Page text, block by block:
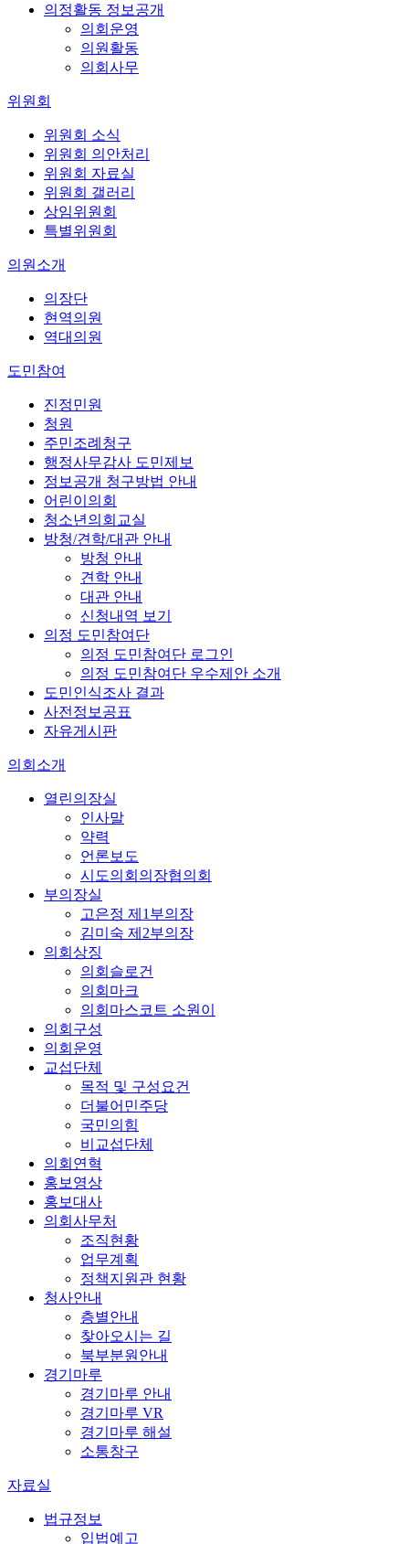
의정활동 정보공개
의회운영
의원활동
의회사무
위원회
위원회 소식
위원회 의안처리
위원회 자료실
위원회 갤러리
상임위원회
특별위원회
의원소개
의장단
현역의원
역대의원
도민참여
진정민원
청원
주민조례청구
행정사무감사 도민제보
정보공개 청구방법 안내
어린이의회
청소년의회교실
방청/견학/대관 안내
방청 안내
견학 안내
대관 안내
신청내역 보기
의정 도민참여단
의정 도민참여단 로그인
의정 도민참여단 우수제안 소개
도민인식조사 결과
사전정보공표
자유게시판
의회소개
열린의장실
인사말
약력
언론보도
시도의회의장협의회
부의장실
고은정 제1부의장
김미숙 제2부의장
의회상징
의회슬로건
의회마크
의회마스코트 소원이
의회구성
의회운영
교섭단체
목적 및 구성요건
더불어민주당
국민의힘
비교섭단체
의회연혁
홍보영상
홍보대사
의회사무처
조직현황
업무계획
정책지원관 현황
청사안내
층별안내
찾아오시는 길
북부분원안내
경기마루
경기마루 안내
경기마루 VR
경기마루 해설
소통창구
자료실
법규정보
입법예고